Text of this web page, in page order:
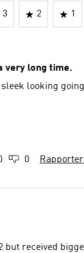
3 2 1
very long time.
looking
0
but received